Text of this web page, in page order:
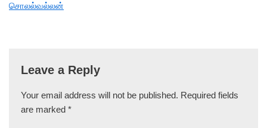
சொலல்வல்லன்
Leave a Reply
Your email address will not be published. Required fields
are marked *